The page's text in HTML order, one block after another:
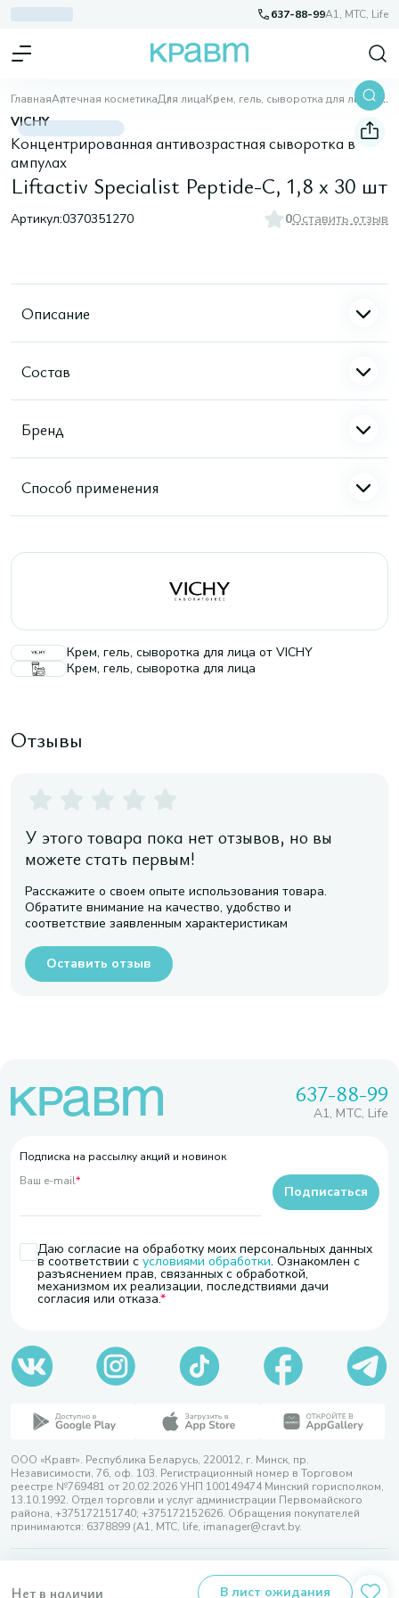
637-88-99A1, МТС, Life
ГлавнаяАптечная косметикаДля лицаКрем, гель, сыворотка для лица Liftactiv Specialist Peptide-C, 1,8 х 30 шт
VICHY
Концентрированная антивозрастная сыворотка в
ампулах
Liftactiv Specialist Peptide-C, 1,8 х 30 шт
Артикул:0370351270 0Оставить отзыв
Нет в наличии В лист ожидания
Описание
Состав
Бренд
Способ применения
Крем, гель, сыворотка для лица от VICHY
Крем, гель, сыворотка для лица
Отзывы
У этого товара пока нет отзывов, но вы
можете стать первым!
Расскажите о своем опыте использования товара.
Обратите внимание на качество, удобство и
соответствие заявленным характеристикам
Оставить отзыв
637-88-99
A1, МТС, Life
Подписка на рассылку акций и новинок
Ваш e-mail*
Даю согласие на обработку моих персональных данных
в соответствии с условиями обработки. Ознакомлен с
разъяснением прав, связанных с обработкой,
механизмом их реализации, последствиями дачи
согласия или отказа.
Подписаться
ООО «Кравт». Республика Беларусь, 220012, г. Минск, пр.
Независимости, 76, оф. 103. Регистрационный номер в Торговом
реестре №769481 от 20.02.2026 УНП 100149474 Минский горисполком,
13.10.1992. Отдел торговли и услуг администрации Первомайского
района, +375172151740; +375172152626. Обращения покупателей
принимаются: 6378899 (А1, МТС, life, imanager@cravt.by.
Разработка сайта — SLAM